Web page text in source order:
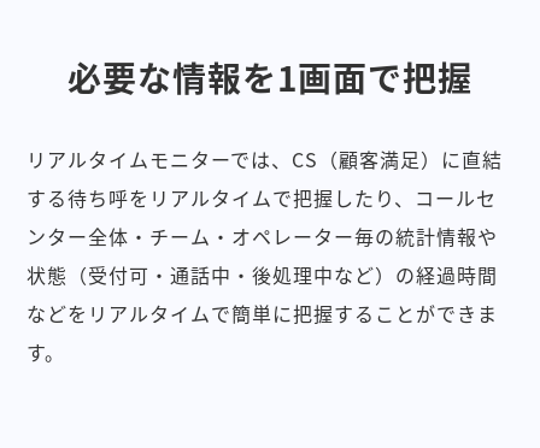
必要な情報を1画面で把握
リアルタイムモニターでは、CS（顧客満足）に直結
する待ち呼をリアルタイムで把握したり、コールセ
ンター全体・チーム・オペレーター毎の統計情報や
状態（受付可・通話中・後処理中など）の経過時間
などをリアルタイムで簡単に把握することができま
す。